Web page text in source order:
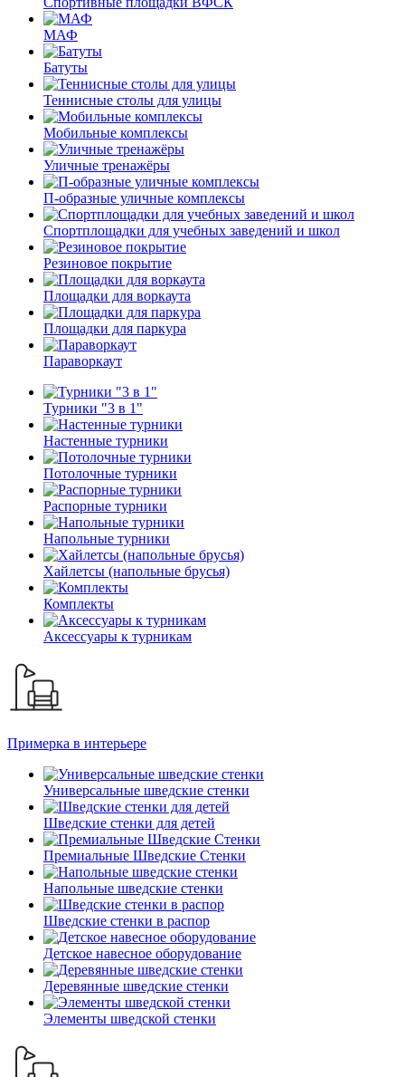
МАФ
Батуты
Теннисные столы для улицы
Мобильные комплексы
Уличные тренажёры
П-образные уличные комплексы
Спортплощадки для учебных заведений и школ
Резиновое покрытие
Площадки для воркаута
Площадки для паркура
Параворкаут
Турники "3 в 1"
Настенные турники
Потолочные турники
Распорные турники
Напольные турники
Хайлетсы (напольные брусья)
Комплекты
Аксессуары к турникам
Примерка в интерьере
Универсальные шведские стенки
Шведские стенки для детей
Премиальные Шведские Стенки
Напольные шведские стенки
Шведские стенки в распор
Детское навесное оборудование
Деревянные шведские стенки
Элементы шведской стенки